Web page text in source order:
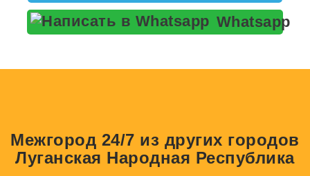
Whatsapp
Межгород 24/7 из других городов
Луганская Народная Республика